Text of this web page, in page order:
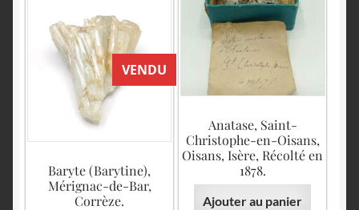
Anatase, Saint-
Christophe-en-Oisans,
Oisans, Isère, Récolté en
1878.
Ajouter au panier
VENDU
Baryte (Barytine),
Mérignac-de-Bar,
Corrèze.